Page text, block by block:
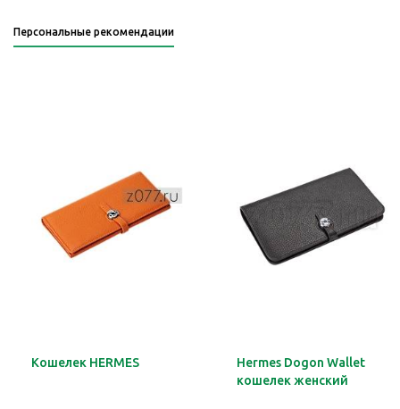
Персональные рекомендации
Кошелек HERMES
Hermes Dogon Wallet
кошелек женский